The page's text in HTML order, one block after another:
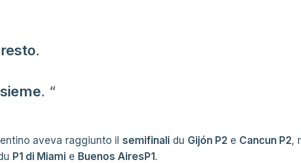
.
. “
aveva raggiunto il semifinali du Gijón P2 e Cancun P2,
P1 di Miami e Buenos AiresP1 .